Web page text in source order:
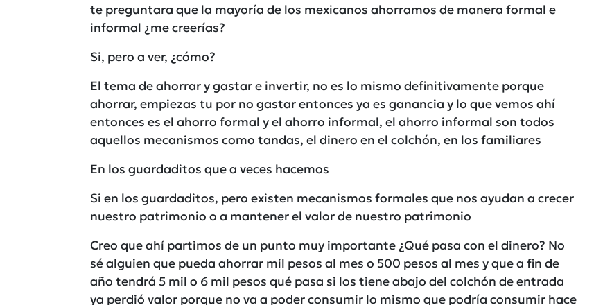
te preguntara que la mayoría de los mexicanos ahorramos de manera formal e
informal ¿me creerías?
Si, pero a ver, ¿cómo?
El tema de ahorrar y gastar e invertir, no es lo mismo definitivamente porque
ahorrar, empiezas tu por no gastar entonces ya es ganancia y lo que vemos ahí
entonces es el ahorro formal y el ahorro informal, el ahorro informal son todos
aquellos mecanismos como tandas, el dinero en el colchón, en los familiares
En los guardaditos que a veces hacemos
Si en los guardaditos, pero existen mecanismos formales que nos ayudan a crecer
nuestro patrimonio o a mantener el valor de nuestro patrimonio
Creo que ahí partimos de un punto muy importante ¿Qué pasa con el dinero? No
sé alguien que pueda ahorrar mil pesos al mes o 500 pesos al mes y que a fin de
año tendrá 5 mil o 6 mil pesos qué pasa si los tiene abajo del colchón de entrada
ya perdió valor porque no va a poder consumir lo mismo que podría consumir hace